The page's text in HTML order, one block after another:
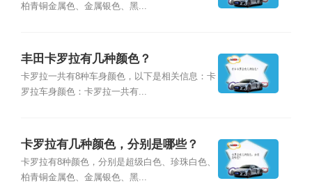
柏青铜金属色、金属银色、黑...
丰田卡罗拉有几种颜色？
卡罗拉一共有8种车身颜色，以下是相关信息：卡
罗拉车身颜色：卡罗拉一共有...
卡罗拉有几种颜色，分别是哪些？
卡罗拉有8种颜色，分别是超级白色、珍珠白色、
柏青铜金属色、金属银色、黑...